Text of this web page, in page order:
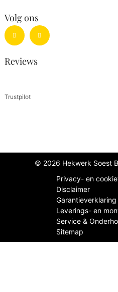
Volg ons
Reviews
Trustpilot
© 2026 Hekwerk Soest
Privacy- en
Disclaimer
Garantieverklaring
Leverings- en
Service &
Sitemap